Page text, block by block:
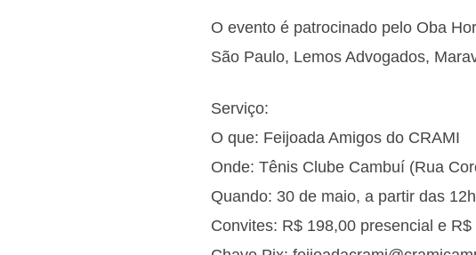
O evento é patrocinado pelo Oba
São Paulo, Lemos Advogados,
Serviço:
O que: Feijoada Amigos do CRAMI
Onde: Tênis Clube Cambuí (Rua
Quando: 30 de maio, a partir das 12h
Convites: R$ 198,00 presencial e